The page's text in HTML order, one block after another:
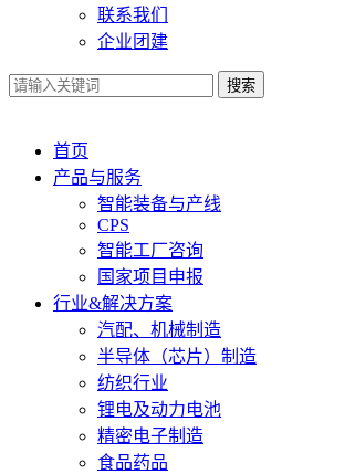
联系我们
企业团建
搜索
首页
产品与服务
智能装备与产线
CPS
智能工厂咨询
国家项目申报
行业&解决方案
汽配、机械制造
半导体（芯片）制造
纺织行业
锂电及动力电池
精密电子制造
食品药品